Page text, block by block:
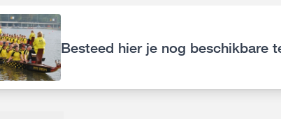
Besteed hier je nog beschikbare